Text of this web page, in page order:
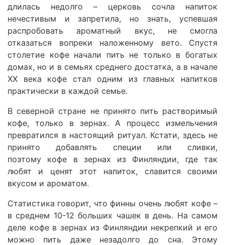
длилась недолго – церковь сочла напиток
нечестивым и запретила, но знать, успевшая
распробовать ароматный вкус, не смогла
отказаться вопреки наложенному вето. Спустя
столетие кофе начали пить не только в богатых
домах, но и в семьях среднего достатка, а в начале
XX века кофе стал одним из главных напитков
практически в каждой семье.
В северной стране не принято пить растворимый
кофе, только в зернах. А процесс измельчения
превратился в настоящий ритуал. Кстати, здесь не
принято добавлять специи или сливки,
поэтому кофе в зернах из Финляндии, где так
любят и ценят этот напиток, славится своими
вкусом и ароматом.
Статистика говорит, что финны очень любят кофе –
в среднем 10-12 больших чашек в день. На самом
деле кофе в зернах из Финляндии некрепкий и его
можно пить даже незадолго до сна. Этому